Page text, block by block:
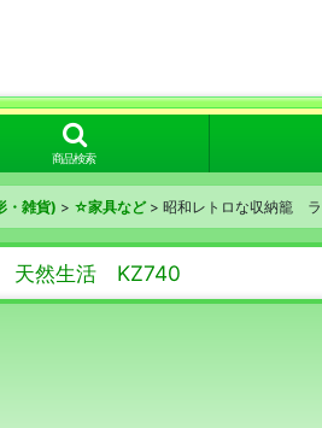
商品検索
・雑貨) > ☆家具など > 昭和レトロな収納籠
天然生活 KZ740